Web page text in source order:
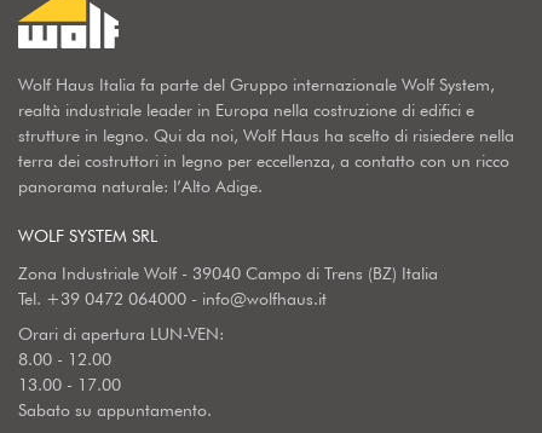
Wolf Haus Italia fa parte del Gruppo internazionale Wolf System,
realtà industriale leader in Europa nella costruzione di edifici e
strutture in legno. Qui da noi, Wolf Haus ha scelto di risiedere nella
terra dei costruttori in legno per eccellenza, a contatto con un ricco
panorama naturale: l’Alto Adige.
WOLF SYSTEM SRL
Zona Industriale Wolf - 39040 Campo di Trens (BZ) Italia
Tel. +39 0472 064000 - info@wolfhaus.it
Orari di apertura LUN-VEN:
8.00 - 12.00
13.00 - 17.00
Sabato su appuntamento.